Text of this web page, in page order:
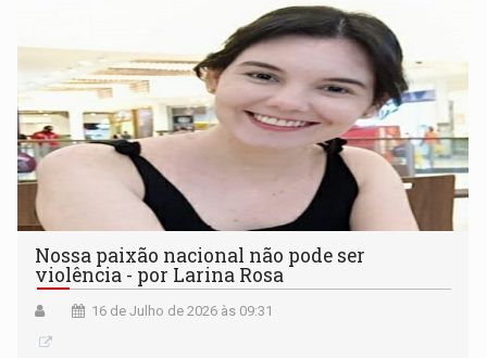
Nossa paixão nacional não pode ser
violência - por Larina Rosa
16 de Julho de 2026 às 09:31